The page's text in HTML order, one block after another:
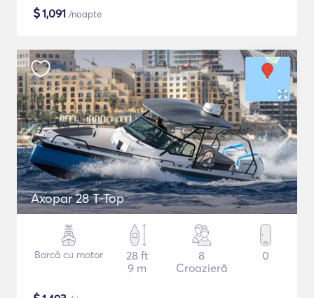
$1,091 /noapte
Axopar 28 T-Top
Barcă cu motor
28 ft
9 m
8
Croazieră
0